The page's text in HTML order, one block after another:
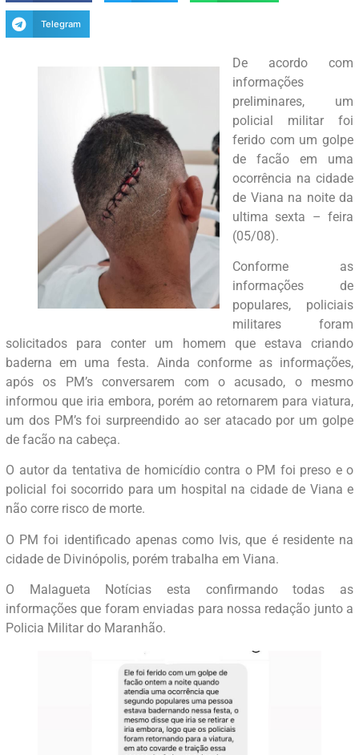
Telegram
De acordo com
informações
preliminares, um
policial militar foi
ferido com um golpe
de facão em uma
ocorrência na cidade
de Viana na noite da
ultima sexta – feira
(05/08).
Conforme as
informações de
populares, policiais
militares foram
solicitados para conter um homem que estava criando
baderna em uma festa. Ainda conforme as informações,
após os PM’s conversarem com o acusado, o mesmo
informou que iria embora, porém ao retornarem para viatura,
um dos PM’s foi surpreendido ao ser atacado por um golpe
de facão na cabeça.
O autor da tentativa de homicídio contra o PM foi preso e o
policial foi socorrido para um hospital na cidade de Viana e
não corre risco de morte.
O PM foi identificado apenas como Ivis, que é residente na
cidade de Divinópolis, porém trabalha em Viana.
O Malagueta Notícias esta confirmando todas as
informações que foram enviadas para nossa redação junto a
Policia Militar do Maranhão.